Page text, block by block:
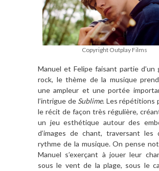
Copyright Outplay Films
Manuel et Felipe faisant partie d’un
rock, le thème de la musique prend
une ampleur et une portée
l’intrigue de Sublime. Les répétitions
le récit de façon très régulière,
un jeu esthétique autour des
d’images de chant, traversant les
rythme de la musique. On pense
Manuel s’exerçant à jouer leur
sous le vent de la plage, sous le